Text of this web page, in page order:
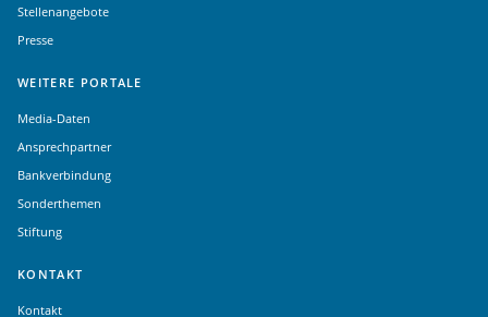
Stellenangebote
Presse
WEITERE PORTALE
Media-Daten
Ansprechpartner
Bankverbindung
Sonderthemen
Stiftung
KONTAKT
Kontakt